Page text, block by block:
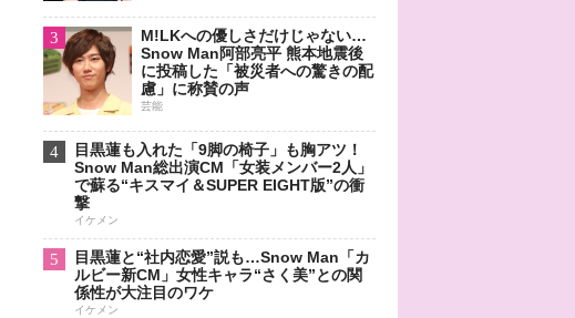
3
M!LKへの優しさだけじゃない…
Snow Man阿部亮平 熊本地震後
に投稿した「被災者への驚きの配
慮」に称賛の声
芸能
4
目黒蓮も入れた「9脚の椅子」も胸アツ！
Snow Man総出演CM「女装メンバー2人」
で蘇る“キスマイ＆SUPER EIGHT版”の衝
撃
イケメン
5
目黒蓮と“社内恋愛”説も…Snow Man「カ
ルビー新CM」女性キャラ“さく美”との関
係性が大注目のワケ
イケメン